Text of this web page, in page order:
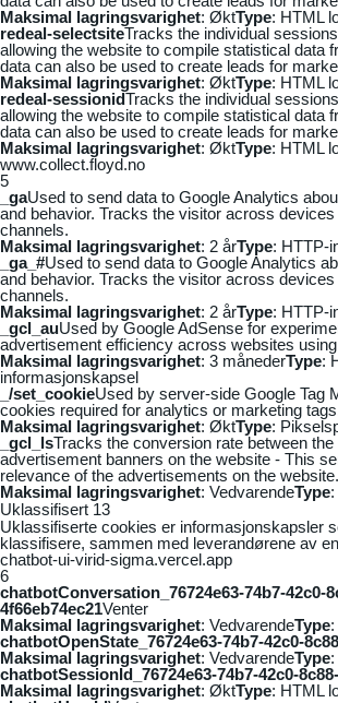
Maksimal lagringsvarighet: ØktType: HTML
redeal-selectsiteTracks the individual
allowing the website to compile statistical data
data can also be used to create leads for
Maksimal lagringsvarighet: ØktType: HTML
redeal-sessionidTracks the individual
allowing the website to compile statistical data
data can also be used to create leads for
Maksimal lagringsvarighet: ØktType: HTML
www.collect.floyd.no
5
_gaUsed to send data to Google Analytics
and behavior. Tracks the visitor across
channels.
Maksimal lagringsvarighet: 2 årType: HTTP-
_ga_#Used to send data to Google Analytics
and behavior. Tracks the visitor across
channels.
Maksimal lagringsvarighet: 2 årType: HTTP-
_gcl_auUsed by Google AdSense for
advertisement efficiency across websites
Maksimal lagringsvarighet: 3 månederType:
informasjonskapsel
_/set_cookieUsed by server-side Google Tag
cookies required for analytics or marketing
Maksimal lagringsvarighet: ØktType:
_gcl_lsTracks the conversion rate between
advertisement banners on the website - This
relevance of the advertisements on the website.
Maksimal lagringsvarighet: VedvarendeType
Uklassifisert 13
Uklassifiserte cookies er informasjonskapsler
klassifisere, sammen med leverandørene av
chatbot-ui-virid-sigma.vercel.app
6
chatbotConversation_76724e63-74b7-42c0-
4f66eb74ec21Venter
Maksimal lagringsvarighet: VedvarendeType
chatbotOpenState_76724e63-74b7-42c0-
Maksimal lagringsvarighet: VedvarendeType
chatbotSessionId_76724e63-74b7-42c0-
Maksimal lagringsvarighet: ØktType: HTML